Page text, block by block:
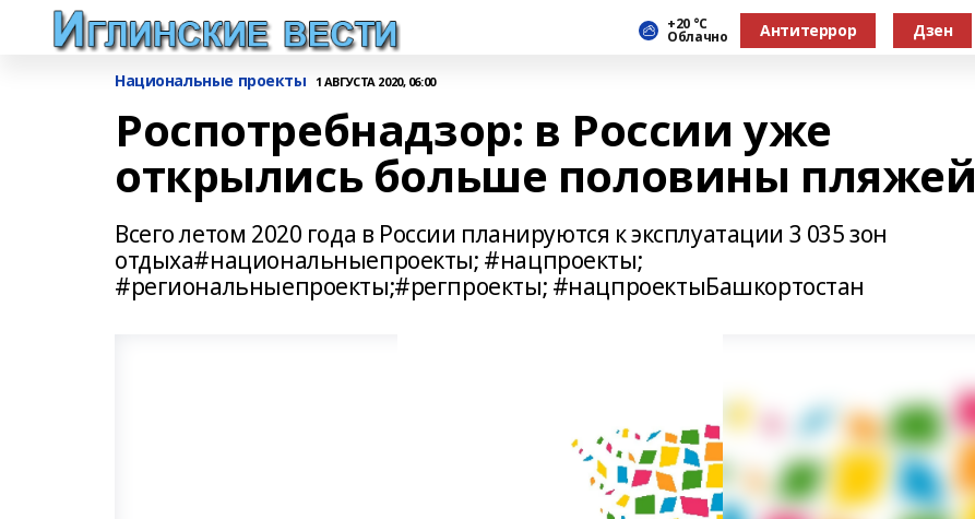
+20 °С
Облачно Антитеррор Дзен
Национальные проекты 1 АВГУСТА 2020, 06:00
Роспотребнадзор: в России уже
открылись больше половины пляжей
Всего летом 2020 года в России планируются к эксплуатации 3 035 зон
отдыха#национальныепроекты; #нацпроекты;
#региональныепроекты;#регпроекты; #нацпроектыБашкортостан